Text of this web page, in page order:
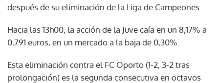
después de su eliminación de la Liga de Campeones.
Hacia las 13h00, la acción de la Juve caía en un 8,17% a
0,791 euros, en un mercado a la baja de 0,30%.
Esta eliminación contra el FC Oporto (1-2, 3-2 tras
prolongación) es la segunda consecutiva en octavos